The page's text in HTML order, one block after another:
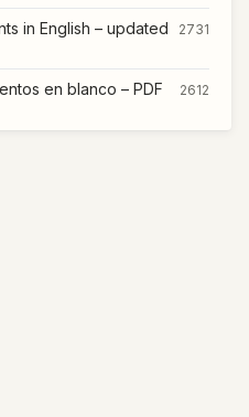
in English – updated
2731
en blanco – PDF 2612